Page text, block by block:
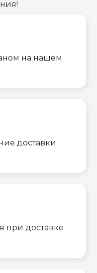
на нашем
доставки
при доставке